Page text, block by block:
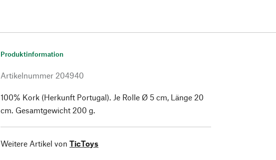
Produktinformation
Artikelnummer 204940
100% Kork (Herkunft Portugal). Je Rolle Ø 5 cm, Länge 20
cm. Gesamtgewicht 200 g.
Weitere Artikel von TicToys